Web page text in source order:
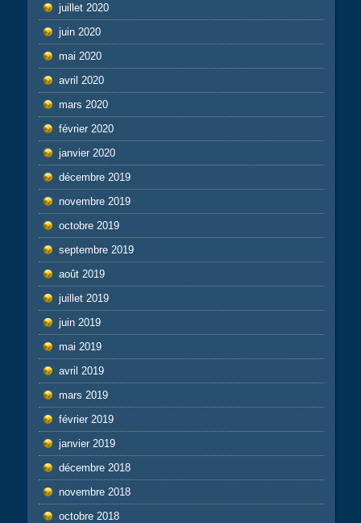
juillet 2020
juin 2020
mai 2020
avril 2020
mars 2020
février 2020
janvier 2020
décembre 2019
novembre 2019
octobre 2019
septembre 2019
août 2019
juillet 2019
juin 2019
mai 2019
avril 2019
mars 2019
février 2019
janvier 2019
décembre 2018
novembre 2018
octobre 2018